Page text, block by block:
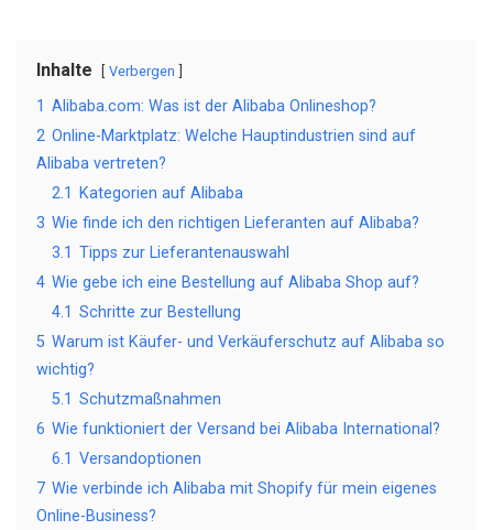
Inhalte Verbergen
1 Alibaba.com: Was ist der Alibaba Onlineshop?
2 Online-Marktplatz: Welche Hauptindustrien sind auf
Alibaba vertreten?
2.1
Kategorien auf Alibaba
3 Wie finde ich den richtigen Lieferanten auf Alibaba?
3.1 Tipps zur Lieferantenauswahl
4 Wie gebe ich eine Bestellung auf Alibaba Shop auf?
4.1 Schritte zur Bestellung
5 Warum ist Käufer- und Verkäuferschutz auf Alibaba so
wichtig?
5.1 Schutzmaßnahmen
6 Wie funktioniert der Versand bei Alibaba International?
6.1 Versandoptionen
7 Wie verbinde ich Alibaba mit Shopify für mein eigenes
Online-Business?